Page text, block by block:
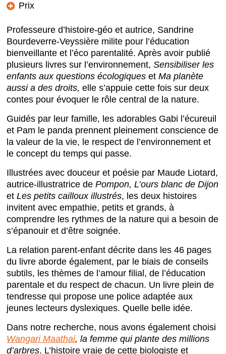
Prix
Professeure d’histoire-géo et autrice, Sandrine
Bourdeverre-Veyssière milite pour l’éducation
bienveillante et l’éco parentalité. Après avoir publié
plusieurs livres sur l’environnement,Sensibiliser les
enfants aux questions écologiques etMa planète
aussi a des droits,elle s’appuie cette fois sur deux
contes pour évoquer le rôle central de la nature.
Guidés par leur famille, les adorables Gabi l’écureuil
et Pam le panda prennent pleinement conscience de
la valeur de la vie, le respect de l’environnement et
le concept du temps qui passe.
Illustrées avec douceur et poésie par Maude Liotard,
autrice-illustratrice dePompon, L’ours blanc de Dijon
etLes petits cailloux illustrés, les deux histoires
invitent avec empathie, petits et grands, à
comprendre les rythmes de la nature qui a besoin de
s’épanouir et d’être soignée.
La relation parent-enfant décrite dans les 46 pages
du livre aborde également, par le biais de conseils
subtils, les thèmes de l’amour filial, de l’éducation
parentale et du respect de chacun. Un livre plein de
tendresse qui propose une police adaptée aux
jeunes lecteurs dyslexiques. Quelle belle idée.
Dans notre recherche, nous avons également choisi
Wangari Maathai, la femme qui plante des millions
d’arbres. L’histoire vraie de cette biologiste et